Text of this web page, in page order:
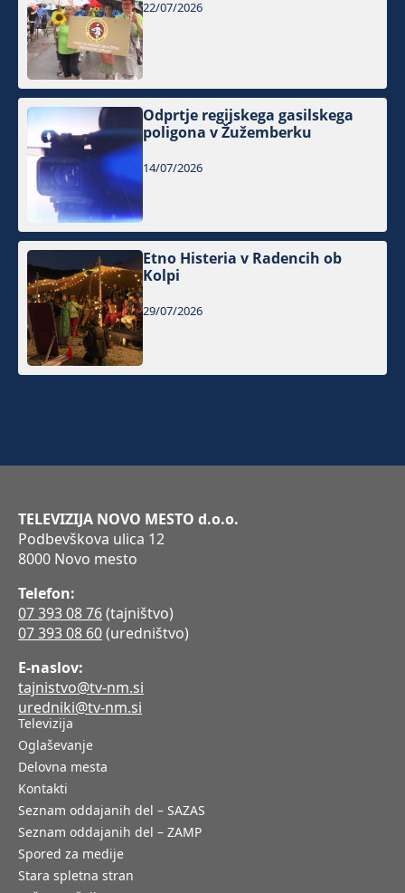
22/07/2026
Odprtje regijskega gasilskega
poligona v Žužemberku
14/07/2026
Etno Histeria v Radencih ob
Kolpi
29/07/2026
TELEVIZIJA NOVO MESTO d.o.o.
Podbevškova ulica 12
8000 Novo mesto
Telefon:
07 393 08 76(tajništvo)
07 393 08 60(uredništvo)
E-naslov:
tajnistvo@tv-nm.si
uredniki@tv-nm.si
Televizija
Oglaševanje
Delovna mesta
Kontakti
Seznam oddajanih del – SAZAS
Seznam oddajanih del – ZAMP
Spored za medije
Stara spletna stran